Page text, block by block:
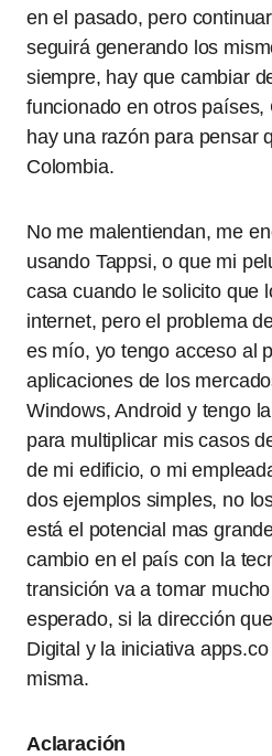
en el pasado, pero
seguirá generando los
siempre, hay que cambiar
funcionado en otros países,
hay una razón para pensar
Colombia.
No me malentiendan, me
usando Tappsi, o que mi
casa cuando le solicito que
internet, pero el problema
es mío, yo tengo acceso al
aplicaciones de los
Windows, Android y tengo
para multiplicar mis casos
de mi edificio, o mi
dos ejemplos simples, no
está el potencial mas
cambio en el país con la
transición va a tomar
esperado, si la dirección
Digital y la iniciativa
misma.
Aclaración